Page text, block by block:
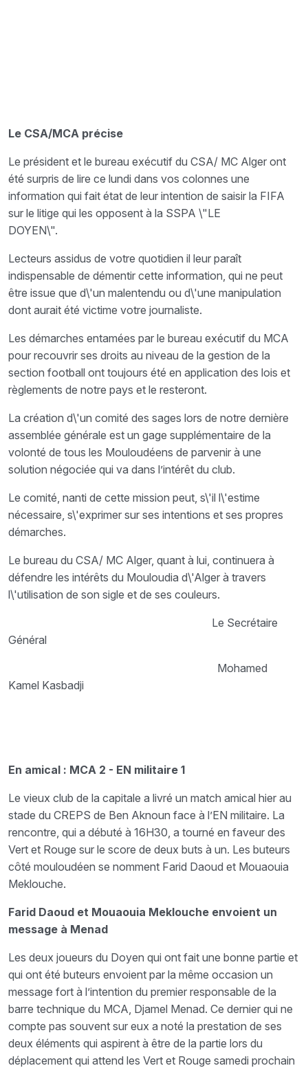
Le CSA/MCA précise
Le président et le bureau exécutif du CSA/ MC Alger ont
été surpris de lire ce lundi dans vos colonnes une
information qui fait état de leur intention de saisir la FIFA
sur le litige qui les opposent à la SSPA \"LE
DOYEN\".
Lecteurs assidus de votre quotidien il leur paraît
indispensable de démentir cette information, qui ne peut
être issue que d\'un malentendu ou d\'une manipulation
dont aurait été victime votre journaliste.
Les démarches entamées par le bureau exécutif du MCA
pour recouvrir ses droits au niveau de la gestion de la
section football ont toujours été en application des lois et
règlements de notre pays et le resteront.
La création d\'un comité des sages lors de notre dernière
assemblée générale est un gage supplémentaire de la
volonté de tous les Mouloudéens de parvenir à une
solution négociée qui va dans l’intérêt du club.
Le comité, nanti de cette mission peut, s\'il l\'estime
nécessaire, s\'exprimer sur ses intentions et ses propres
démarches.
Le bureau du CSA/ MC Alger, quant à lui, continuera à
défendre les intérêts du Mouloudia d\'Alger à travers
l\'utilisation de son sigle et de ses couleurs.
Le Secrétaire
Général
Mohamed
Kamel Kasbadji
En amical : MCA 2 - EN militaire 1
Le vieux club de la capitale a livré un match amical hier au
stade du CREPS de Ben Aknoun face à l’EN militaire. La
rencontre, qui a débuté à 16H30, a tourné en faveur des
Vert et Rouge sur le score de deux buts à un. Les buteurs
côté mouloudéen se nomment Farid Daoud et Mouaouia
Meklouche.
Farid Daoud et Mouaouia Meklouche envoient un
message à Menad
Les deux joueurs du Doyen qui ont fait une bonne partie et
qui ont été buteurs envoient par la même occasion un
message fort à l’intention du premier responsable de la
barre technique du MCA, Djamel Menad. Ce dernier qui ne
compte pas souvent sur eux a noté la prestation de ses
deux éléments qui aspirent à être de la partie lors du
déplacement qui attend les Vert et Rouge samedi prochain